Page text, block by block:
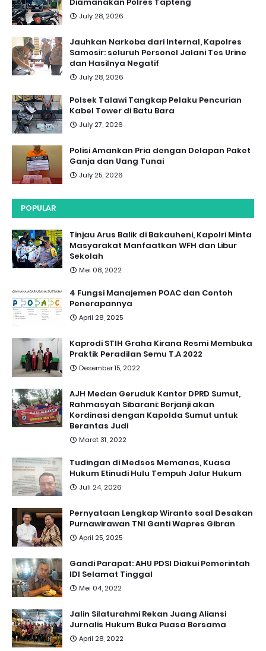
July 28, 2026
Jauhkan Narkoba dari Internal, Kapolres
Samosir: seluruh Personel Jalani Tes Urine
dan Hasilnya Negatif
July 28, 2026
Polsek Talawi Tangkap Pelaku Pencurian
Kabel Tower di Batu Bara
July 27, 2026
Polisi Amankan Pria dengan Delapan Paket
Ganja dan Uang Tunai
July 25, 2026
POPULAR
Tinjau Arus Balik di Bakauheni, Kapolri Minta
Masyarakat Manfaatkan WFH dan Libur
Sekolah
Mei 08, 2022
4 Fungsi Manajemen POAC dan Contoh
Penerapannya
April 28, 2025
Kaprodi STIH Graha Kirana Resmi Membuka
Praktik Peradilan Semu T.A 2022
Desember 15, 2022
AJH Medan Geruduk Kantor DPRD Sumut,
Rahmasyah Sibarani: Berjanji akan
Kordinasi dengan Kapolda Sumut untuk
Berantas Judi
Maret 31, 2022
Tudingan di Medsos Memanas, Kuasa
Hukum Etinudi Hulu Tempuh Jalur Hukum
Juli 24, 2026
Pernyataan Lengkap Wiranto soal Desakan
Purnawirawan TNI Ganti Wapres Gibran
April 25, 2025
Gandi Parapat: AHU PDSI Diakui Pemerintah
IDI Selamat Tinggal
Mei 04, 2022
Jalin Silaturahmi Rekan Juang Aliansi
Jurnalis Hukum Buka Puasa Bersama
April 28, 2022